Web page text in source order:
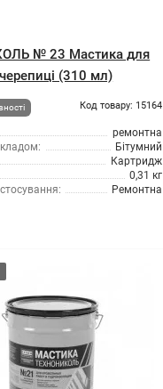
№ 23 Мастика для
черепиці (310 мл)
Код товару: 15164
ремонтна
Бітумний
Картридж
0,31 кг
Ремонтна